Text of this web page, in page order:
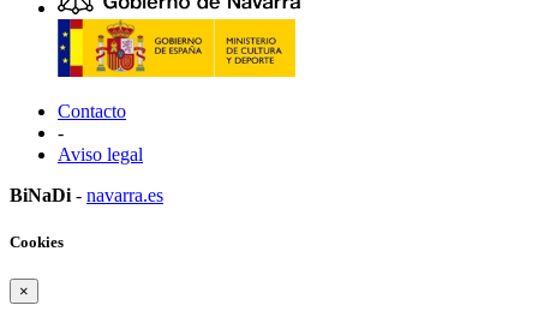
Contacto
-
Aviso legal
BiNaDi - navarra.es
Cookies
×